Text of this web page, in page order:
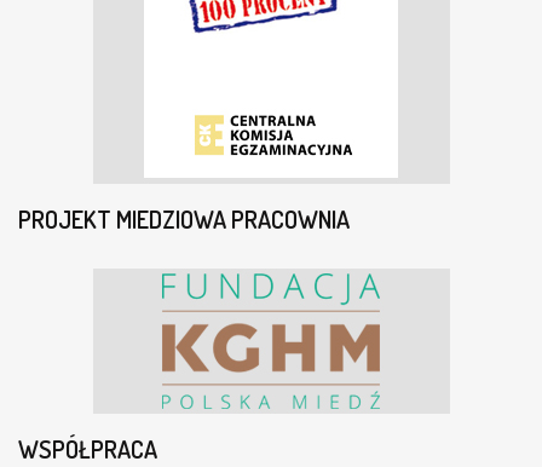
PROJEKT MIEDZIOWA PRACOWNIA
WSPÓŁPRACA